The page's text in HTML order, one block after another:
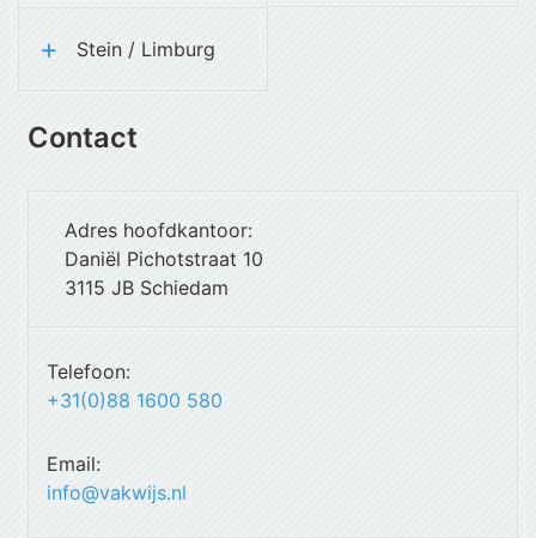
Stein / Limburg
Contact
Adres hoofdkantoor:
Daniël Pichotstraat 10
3115 JB Schiedam
Telefoon:
+31(0)88 1600 580
Email:
info@vakwijs.nl